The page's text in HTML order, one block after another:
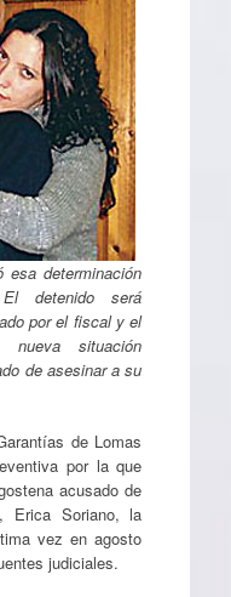
determinación
detenido será
por el fiscal y el
situación
de asesinar a su
de Lomas
por la que
acusado de
Erica Soriano, la
vez en agosto
judiciales.